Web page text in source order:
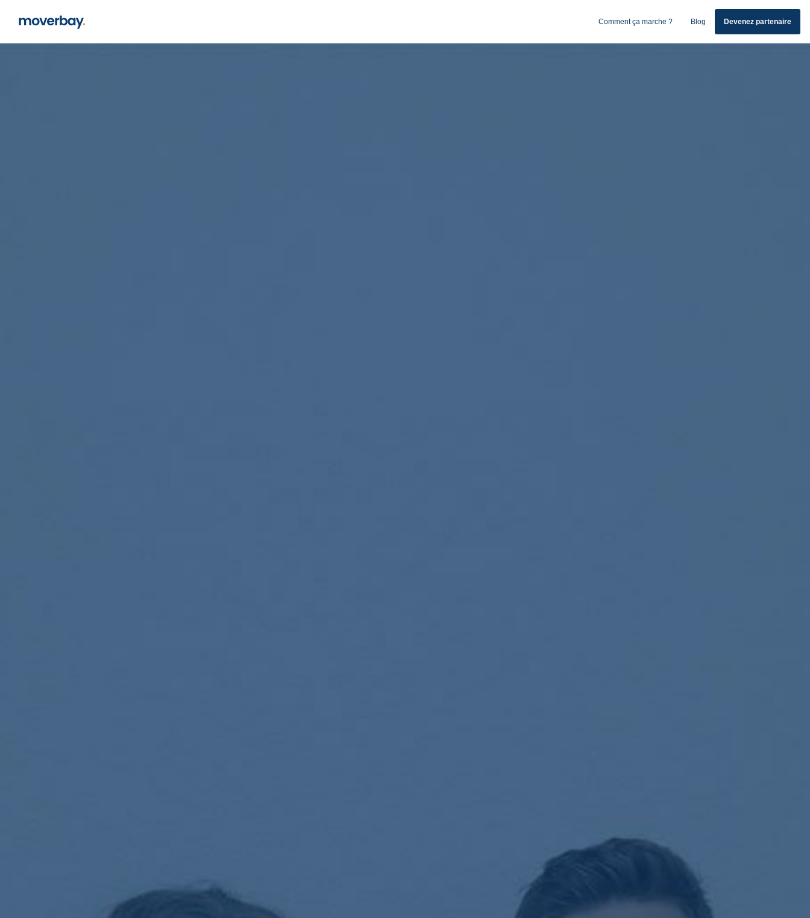
Comment ça marche ? Blog Devenez partenaire